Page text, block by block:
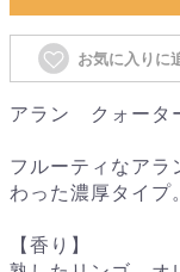
お気に入りに
アラン クォー
フルーティなアラ
わった濃厚タイプ。
【香り】